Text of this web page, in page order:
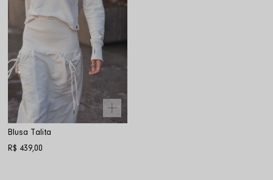
Blusa Talita
R$ 439,00